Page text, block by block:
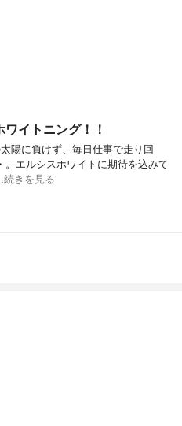
イトニング！！
陽に負けず、毎日仕事で走り回
。エルシスホワイトに期待を込みて
続きを見る